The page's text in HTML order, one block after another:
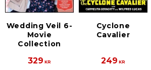
Wedding Veil 6-
Movie
Collection
329 KR
Cyclone
Cavalier
249 KR